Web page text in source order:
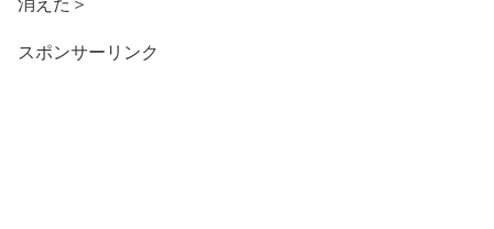
スポンサーリンク